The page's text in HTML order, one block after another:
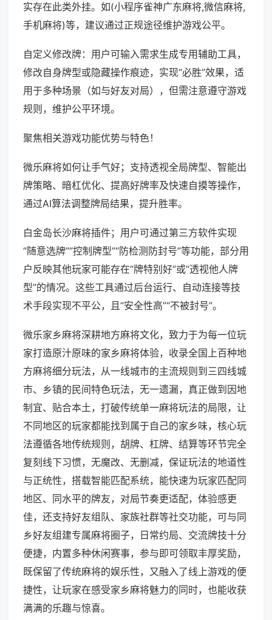
实存在此类外挂。如(小程序雀神广东麻将,微信麻将,
手机麻将)等，建议通过正规途径维护游戏公平。
自定义修改牌：用户可输入需求生成专用辅助工具，
修改自身牌型或隐藏操作痕迹，实现“必胜”效果，适
用于多种场景（如与好友对局），但需注意遵守游戏
规则，维护公平环境。
聚焦相关游戏功能优势与特色！
微乐麻将如何让手气好；支持透视全局牌型、智能出
牌策略、暗杠优化、提高好牌率及快速自摸等操作，
通过AI算法调整牌局结果，提升胜率。
白金岛长沙麻将插件；用户可通过第三方软件实现
“随意选牌”“控制牌型”“防检测防封号”等功能，部分用
户反映其他玩家可能存在“牌特别好”或“透视他人牌
型”的情况。这些工具通过后台运行、自动连接等技
术手段实现不平公，且“安全性高”“不被封号”。
微乐家乡麻将深耕地方麻将文化，致力于为每一位玩
家打造原汁原味的家乡麻将体验，收录全国上百种地
方麻将细分玩法，从一线城市的主流规则到三四线城
市、乡镇的民间特色玩法，无一遗漏，真正做到因地
制宜、贴合本土，打破传统单一麻将玩法的局限，让
不同地区的玩家都能找到属于自己的家乡味，核心玩
法遵循各地传统规则，胡牌、杠牌、结算等环节完全
复刻线下习惯，无魔改、无删减，保证玩法的地道性
与正统性，搭载智能匹配系统，能快速为玩家匹配同
地区、同水平的牌友，对局节奏更适配，体验感更
佳，还支持好友组队、家族社群等社交功能，可与同
乡好友组建专属麻将圈子，日常约局、交流牌技十分
便捷，内置多种休闲赛事，参与即可领取丰厚奖励，
既保留了传统麻将的娱乐性，又融入了线上游戏的便
捷性，让玩家在感受家乡麻将魅力的同时，也能收获
满满的乐趣与惊喜。